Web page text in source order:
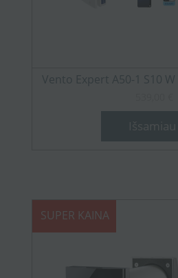
Vento Expert A50-1 S10 W
Išsamiau
SUPER KAINA